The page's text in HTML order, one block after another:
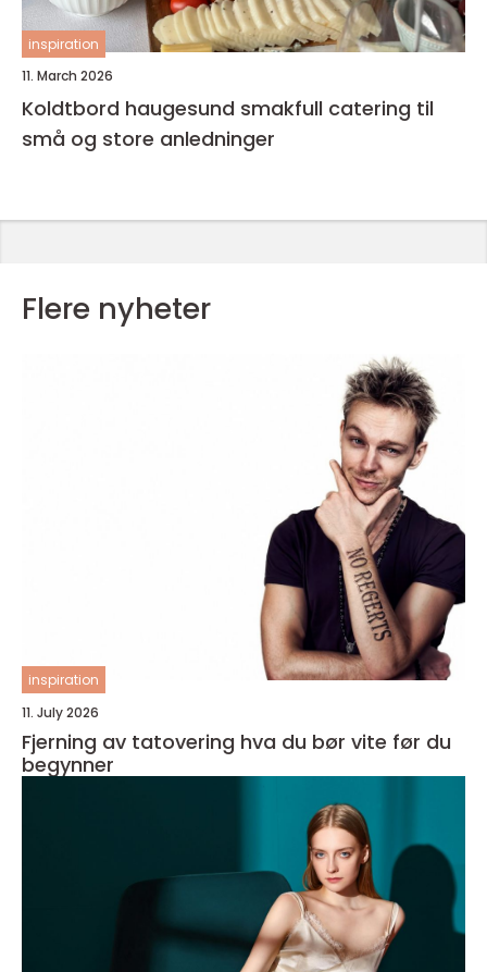
inspiration
11. March 2026
Koldtbord haugesund smakfull catering til
små og store anledninger
Flere nyheter
inspiration
11. July 2026
Fjerning av tatovering hva du bør vite før du
begynner